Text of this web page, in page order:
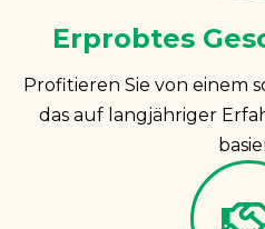
Erprobtes
Profitieren Sie von einem
das auf langjähriger